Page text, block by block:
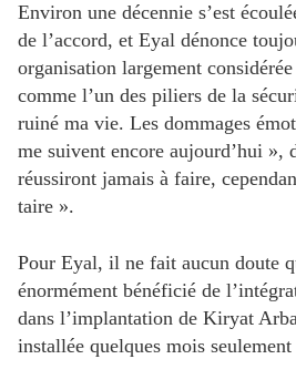
Environ une décennie s’est
de l’accord, et Eyal dénonce
organisation largement
comme l’un des piliers de la
ruiné ma vie. Les dommages
me suivent encore aujourd’hui »,
réussiront jamais à faire,
taire ».
Pour Eyal, il ne fait aucun doute
énormément bénéficié de
dans l’implantation de Kiryat
installée quelques mois